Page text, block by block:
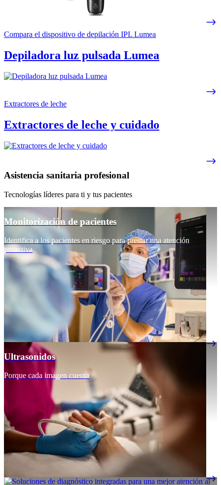
Compara el dispositivo de depilación IPL Lumea
Depiladora luz pulsada Lumea
Extractores de leche
Extractores de leche y cuidado
Asistencia sanitaria profesional
Tecnologías líderes para ti y tus pacientes
Monitorización de pacientes
Identifica a los pacientes en riesgo para prestar una atención
proactiva
Ultrasonidos
Porque cada imagen cuenta